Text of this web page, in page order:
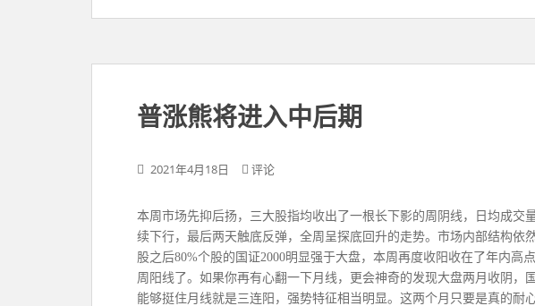
普涨熊将进入中后期
2021年4月18日 评论
本周市场先抑后扬，三大股指均收出了一根长下影的周阴线，日均成交
续下行，最后两天触底反弹，全周呈探底回升的走势。市场内部结构依
股之后80%个股的国证2000明显强于大盘，本周再度收阳收在了年内高
周阳线了。如果你再有心翻一下月线，更会神奇的发现大盘两月收阴，
能够挺住月线就是三连阳，强势特征相当明显。这两个月只要是真的耐